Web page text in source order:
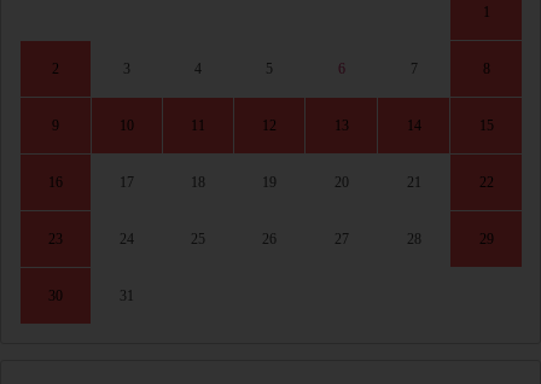
1
2 3 4 5 6 7 8
9 10 11 12 13 14 15
16 17 18 19 20 21 22
23 24 25 26 27 28 29
30 31